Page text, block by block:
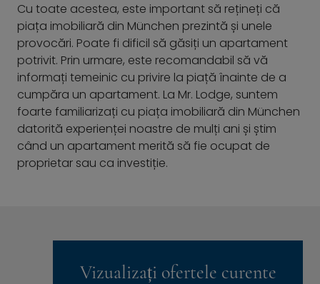
Cu toate acestea, este important să rețineți că
piața imobiliară din München prezintă și unele
provocări. Poate fi dificil să găsiți un apartament
potrivit. Prin urmare, este recomandabil să vă
informați temeinic cu privire la piață înainte de a
cumpăra un apartament. La Mr. Lodge, suntem
foarte familiarizați cu piața imobiliară din München
datorită experienței noastre de mulți ani și știm
când un apartament merită să fie ocupat de
proprietar sau ca investiție.
Vizualizați ofertele curente